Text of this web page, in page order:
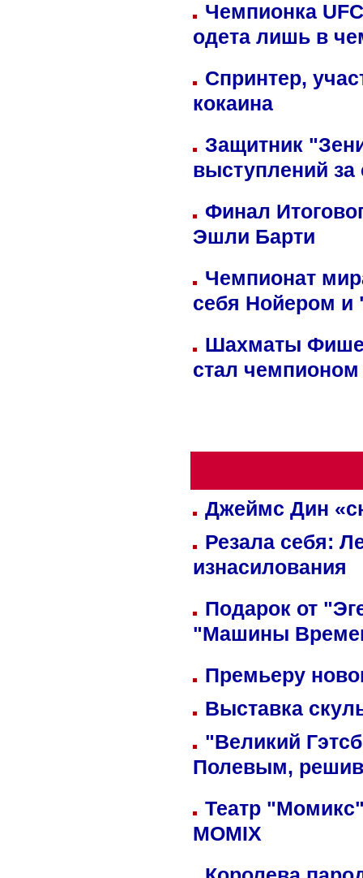
Чемпионка
одета лишь в
Спринтер,
кокаина
Защитник
выступлений
Финал
Эшли Барти
Чемпионат
себя Нойером и
Шахматы
стал
Джеймс Дин
Резала себя:
изнасилования
Подарок от
"Машины
Премьеру
Выставка
"Великий
Полевым,
Театр
MOMIX